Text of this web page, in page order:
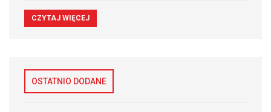
CZYTAJ WIĘCEJ
OSTATNIO DODANE